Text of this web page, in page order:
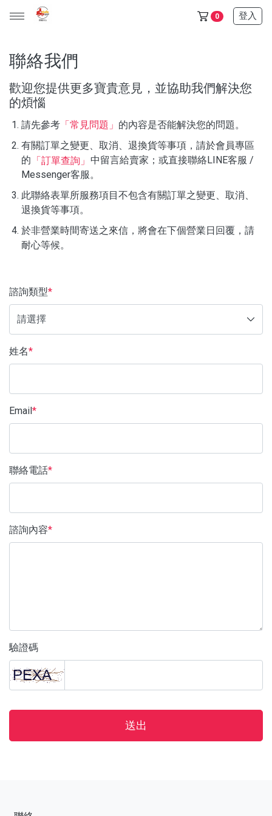
0 登入
天山雪蓮保健品任選5+1盒只要6500$ (此活動不列入滿額贈)
金門/杏海 一條根 產品 (單價150元，任選十件1000元)
天山雪蓮清氣飲+金箔皂 可任選 (單價600元，任選三件1200
所有產品
保健食品
日化用品
沖泡飲品
蒜糖1906限定
水光逆時系列保養品
服務/政策
聯絡我們
歡迎您提供更多寶貴意見，並協助我們解決您
的煩惱
請先參考 「常見問題」 的內容是否能解決您的問題。
有關訂單之變更、取消、退換貨等事項，請於會員專區
的 「訂單查詢」 中留言給賣家；或直接聯絡LINE客服 /
Messenger客服。
此聯絡表單所服務項目不包含有關訂單之變更、取消、
退換貨等事項。
於非營業時間寄送之來信，將會在下個營業日回覆，請
耐心等候。
諮詢類型*
姓名*
Email*
聯絡電話*
諮詢內容*
驗證碼
送出